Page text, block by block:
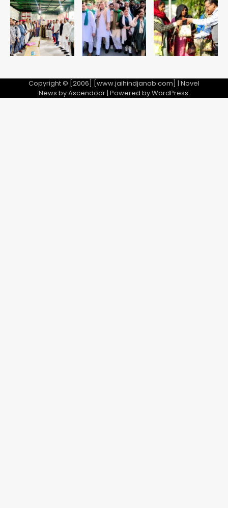
Copyright © [2006] [www.jaihindjanab.com] | Novel
News byAscendoor| Powered byWordPress.